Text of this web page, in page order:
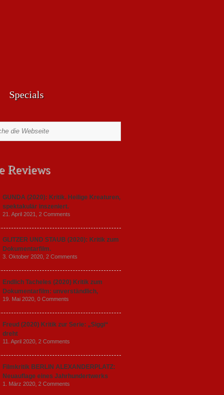
Specials
Reviews
GUNDA (2020): Kritik. Heilige Kreaturen,
spektakulär inszeniert.
21. April 2021, 2 Comments
GLITZER UND STAUB (2020): Kritik zum
Dokumentarfilm.
3. Oktober 2020, 2 Comments
Endlich Tacheles (2020) Kritik zum
Dokumentarfilm: unverständlich,
19. Mai 2020, 0 Comments
Freud (2020) Kritik zur Serie: „Siggi“
dreht
11. April 2020, 2 Comments
Filmkritik BERLIN ALEXANDERPLATZ:
Neuauflage eines Jahrhundertwerks
1. März 2020, 2 Comments